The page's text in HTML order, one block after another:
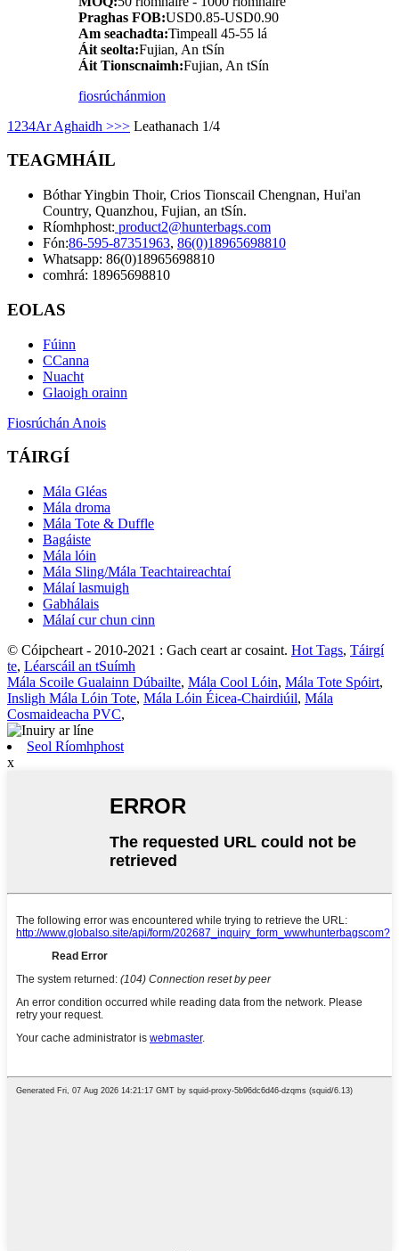
Praghas FOB:USD0.85-USD0.90
Am seachadta:Timpeall 45-55 lá
Áit seolta:Fujian, An tSín
Áit Tionscnaimh:Fujian, An tSín
fiosrúchánmion
1 234Ar Aghaidh >>> Leathanach 1/4
TEAGMHÁIL
Bóthar Yingbin Thoir, Crios Tionscail Chengnan, Hui'an
Country, Quanzhou, Fujian, an tSín.
Ríomhphost: product2@hunterbags.com
Fón:86-595-87351963, 86(0)18965698810
Whatsapp: 86(0)18965698810
comhrá: 18965698810
EOLAS
Fúinn
CCanna
Nuacht
Glaoigh orainn
Fiosrúchán Anois
TÁIRGÍ
Mála Gléas
Mála droma
Mála Tote & Duffle
Bagáiste
Mála lóin
Mála Sling/Mála Teachtaireachtaí
Málaí lasmuigh
Gabhálais
Málaí cur chun cinn
© Cóipcheart - 2010-2021 : Gach ceart ar cosaint. Hot Tags, Táirgí
te, Léarscáil an tSuímh
Mála Scoile Gualainn Dúbailte, Mála Cool Lóin, Mála Tote Spóirt,
Insligh Mála Lóin Tote, Mála Lóin Éicea-Chairdiúil, Mála
Cosmaideacha PVC,
Seol Ríomhphost
x